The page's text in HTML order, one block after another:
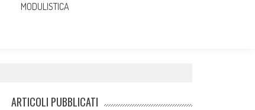
MODULISTICA
ARTICOLI PUBBLICATI